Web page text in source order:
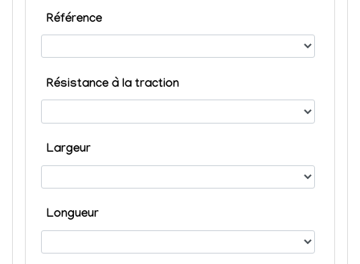
Référence
Résistance à la traction
Largeur
Longueur